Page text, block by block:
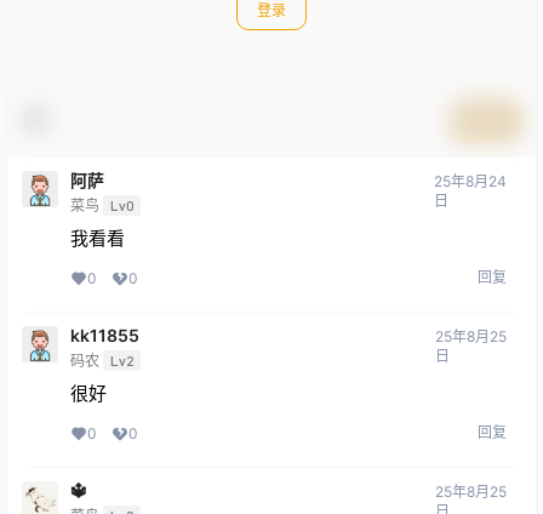
登录
阿萨
菜鸟 Lv0
25年8月24
日
我看看
0 0 回复
kk11855
码农 Lv2
25年8月25
日
很好
0 0 回复
🔱️
25年8月25